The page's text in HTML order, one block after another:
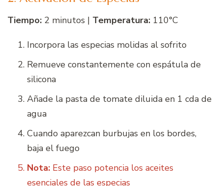
Tiempo: 2 minutos | Temperatura: 110°C
Incorpora las especias molidas al sofrito
Remueve constantemente con espátula de
silicona
Añade la pasta de tomate diluida en 1 cda de
agua
Cuando aparezcan burbujas en los bordes,
baja el fuego
Nota: Este paso potencia los aceites
esenciales de las especias